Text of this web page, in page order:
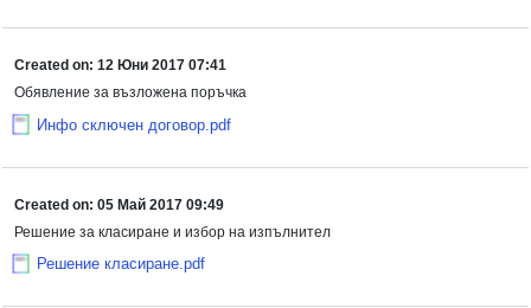
Created on: 12 Юни 2017 07:41
Обявление за възложена поръчка
Инфо сключен договор.pdf
Created on: 05 Май 2017 09:49
Решение за класиране и избор на изпълнител
Решение класиране.pdf